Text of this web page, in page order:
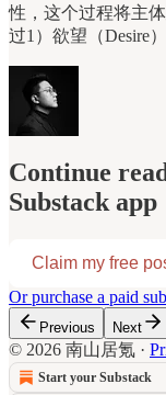
性，这个过程将主
过1）欲望（Desire
Continue
Substack app
Claim my free
Or purchase a paid
Previous Next
© 2026 南山居氪 ·
Start your Substack